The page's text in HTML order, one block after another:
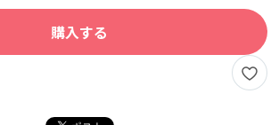
購入する